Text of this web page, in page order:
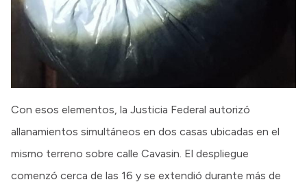
Con esos elementos, la Justicia Federal autorizó
allanamientos simultáneos en dos casas ubicadas en el
mismo terreno sobre calle Cavasin. El despliegue
comenzó cerca de las 16 y se extendió durante más de